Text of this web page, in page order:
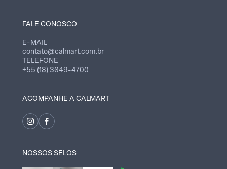
FALE CONOSCO
E-MAIL
contato@calmart.com.br
TELEFONE
+55 (18) 3649-4700
ACOMPANHE A CALMART
NOSSOS SELOS